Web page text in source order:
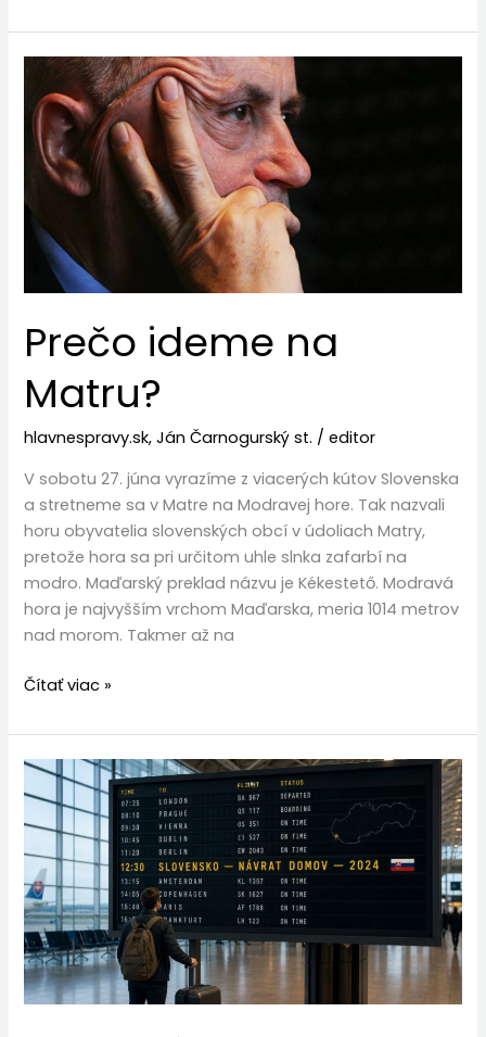
Prečo ideme na
Matru?
hlavnespravy.sk,Ján Čarnogurský st. /editor
V sobotu 27. júna vyrazíme z viacerých kútov Slovenska
a stretneme sa v Matre na Modravej hore. Tak nazvali
horu obyvatelia slovenských obcí v údoliach Matry,
pretože hora sa pri určitom uhle slnka zafarbí na
modro. Maďarský preklad názvu je Kékestető. Modravá
hora je najvyšším vrchom Maďarska, meria 1014 metrov
nad morom. Takmer až na
Prečo
ideme
na
Matru?
Čítať viac »
Strašili
útekom
zo
Slovenska.
Rok
2024
im
pokazil
príbeh